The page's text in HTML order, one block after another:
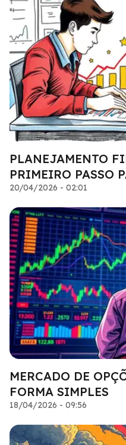
PLANEJAMENTO
PRIMEIRO PASSO
20/04/2026 - 02:01
MERCADO DE
FORMA SIMPLES
18/04/2026 - 09:56